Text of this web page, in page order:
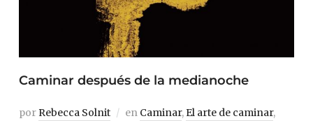
Caminar después de la medianoche
por Rebecca Solnit en Caminar, El arte de caminar,